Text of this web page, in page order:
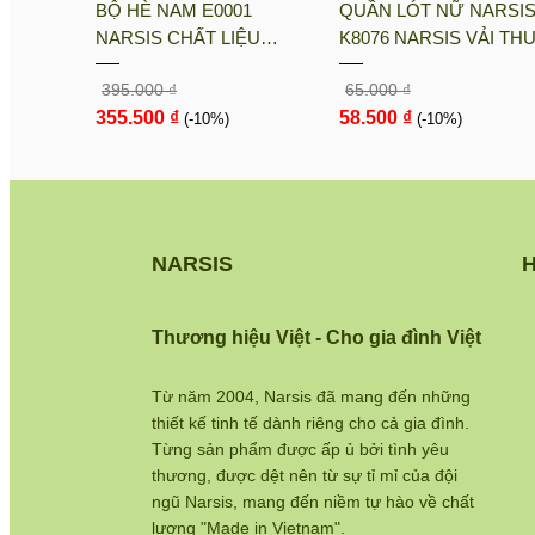
BỘ HÈ NAM E0001
NARSIS CHẤT LIỆU
THOÁNG MÁT, DỄ CHỊU,
THOẢI MÁI CẢ NGÀY, DỄ
VẬN ĐỘNG
395.000 ₫
355.500 ₫ (-10%)
QUẦN LÓT NỮ NARSIS
K8076 NARSIS VẢI
LẠNH THOÁNG MÁT,
COTTON THOẢI MÁI,
DÁNG TỐT, THO...
65.000 ₫
58.500 ₫ (-10%)
NARSIS
Từ năm 2004, Narsis đã mang đến những
thiết kế tinh tế dành riêng cho cả gia đình.
Từng sản phẩm được ấp ủ bởi tình yêu
thương, được dệt nên từ sự tỉ mỉ của đội
ngũ Narsis, mang đến niềm tự hào về chất
lượng "Made in Vietnam".
Thương hiệu Việt - Cho gia đình Việt